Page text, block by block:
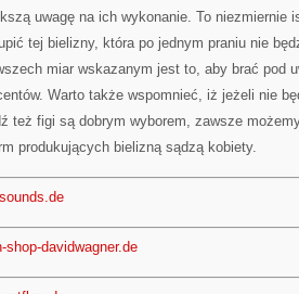
uwagę na ich wykonanie. To niezmiernie
tej bielizny, która po jednym praniu nie
miar wskazanym jest to, aby brać pod
Warto także wspomnieć, iż jeżeli nie
też figi są dobrym wyborem, zawsze
produkujących bielizną sądzą kobiety.
shop-davidwagner.de